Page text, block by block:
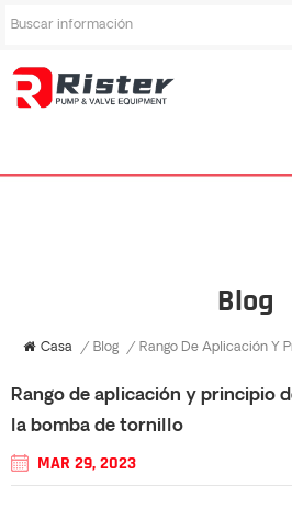
Blog
Casa / Blog /
Rango de aplicación y principio
la bomba de tornillo
MAR 29, 2023